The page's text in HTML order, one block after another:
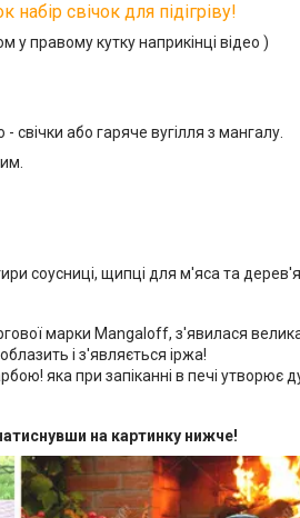
свічок для підігріву!
у правому кутку наприкінці відео )
або гаряче вугілля з мангалу.
соусниці, щипці для м'яса та
марки Mangaloff, з'явилася
і з'являється іржа!
яка при запіканні в печі утворює
на картинку нижче!